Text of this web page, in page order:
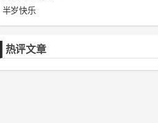
半岁快乐
热评文章